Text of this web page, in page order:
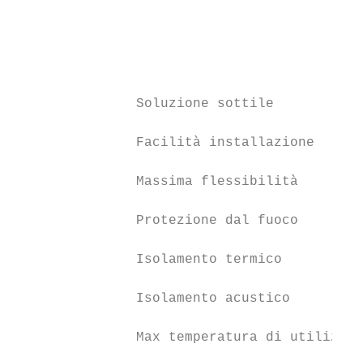
               Soluzione sottile
               Facilità installazione
               Massima flessibilità
               Protezione dal fuoco
               Isolamento termico
               Isolamento acustico
               Max temperatura di utilizzo